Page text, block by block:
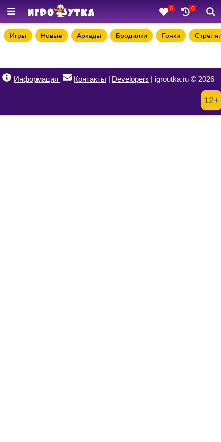
0 0
Игры Новые Аркады Бродилки Гонки
Информация Контакты | Developers | igroutka.ru © 2026
12+